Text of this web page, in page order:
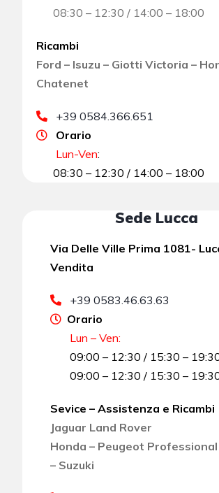
08:30 – 12:30 / 14:00 – 18:00
Ricambi
Ford – Isuzu – Giotti Victoria –
Chatenet
+39 0584.366.651
Orario
Lun-Ven:
08:30 – 12:30 / 14:00 – 18:00
Sede Lucca
Via Delle Ville Prima 1081-
Vendita
+39 0583.46.63.63
Orario
Lun – Ven:
09:00 – 12:30 / 15:30 –
09:00 – 12:30 / 15:30 –
Sevice – Assistenza e Ricambi
Jaguar Land Rover
Honda – Peugeot
– Suzuki